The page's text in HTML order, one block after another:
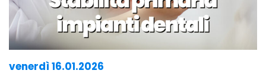
venerdì 16.01.2026